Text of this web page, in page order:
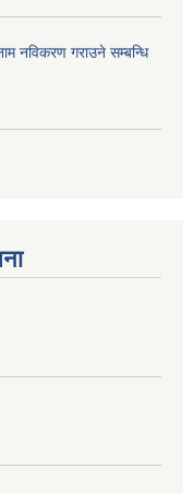
नविकरण गराउने सम्बन्धि